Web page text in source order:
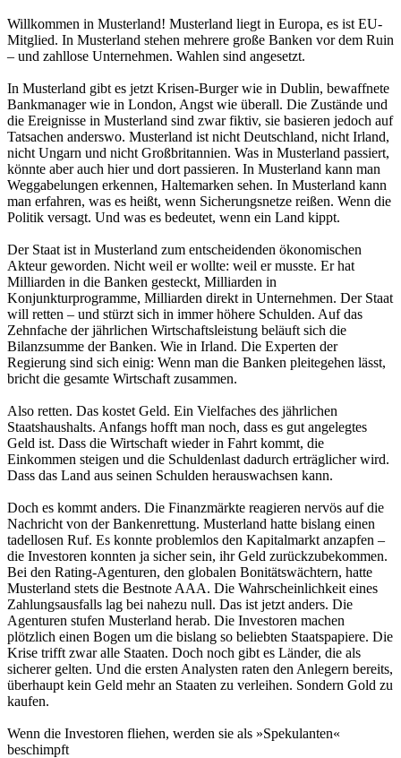
Willkommen in Musterland! Musterland liegt in Europa, es ist EU-
Mitglied. In Musterland stehen mehrere große Banken vor dem Ruin
– und zahllose Unternehmen. Wahlen sind angesetzt.
In Musterland gibt es jetzt Krisen-Burger wie in Dublin, bewaffnete
Bankmanager wie in London, Angst wie überall. Die Zustände und
die Ereignisse in Musterland sind zwar fiktiv, sie basieren jedoch auf
Tatsachen anderswo. Musterland ist nicht Deutschland, nicht Irland,
nicht Ungarn und nicht Großbritannien. Was in Musterland passiert,
könnte aber auch hier und dort passieren. In Musterland kann man
Weggabelungen erkennen, Haltemarken sehen. In Musterland kann
man erfahren, was es heißt, wenn Sicherungsnetze reißen. Wenn die
Politik versagt. Und was es bedeutet, wenn ein Land kippt.
Der Staat ist in Musterland zum entscheidenden ökonomischen
Akteur geworden. Nicht weil er wollte: weil er musste. Er hat
Milliarden in die Banken gesteckt, Milliarden in
Konjunkturprogramme, Milliarden direkt in Unternehmen. Der Staat
will retten – und stürzt sich in immer höhere Schulden. Auf das
Zehnfache der jährlichen Wirtschaftsleistung beläuft sich die
Bilanzsumme der Banken. Wie in Irland. Die Experten der
Regierung sind sich einig: Wenn man die Banken pleitegehen lässt,
bricht die gesamte Wirtschaft zusammen.
Also retten. Das kostet Geld. Ein Vielfaches des jährlichen
Staatshaushalts. Anfangs hofft man noch, dass es gut angelegtes
Geld ist. Dass die Wirtschaft wieder in Fahrt kommt, die
Einkommen steigen und die Schuldenlast dadurch erträglicher wird.
Dass das Land aus seinen Schulden herauswachsen kann.
Doch es kommt anders. Die Finanzmärkte reagieren nervös auf die
Nachricht von der Bankenrettung. Musterland hatte bislang einen
tadellosen Ruf. Es konnte problemlos den Kapitalmarkt anzapfen –
die Investoren konnten ja sicher sein, ihr Geld zurückzubekommen.
Bei den Rating-Agenturen, den globalen Bonitätswächtern, hatte
Musterland stets die Bestnote AAA. Die Wahrscheinlichkeit eines
Zahlungsausfalls lag bei nahezu null. Das ist jetzt anders. Die
Agenturen stufen Musterland herab. Die Investoren machen
plötzlich einen Bogen um die bislang so beliebten Staatspapiere. Die
Krise trifft zwar alle Staaten. Doch noch gibt es Länder, die als
sicherer gelten. Und die ersten Analysten raten den Anlegern bereits,
überhaupt kein Geld mehr an Staaten zu verleihen. Sondern Gold zu
kaufen.
Wenn die Investoren fliehen, werden sie als »Spekulanten«
beschimpft